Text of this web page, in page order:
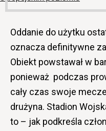
Oddanie do użytku
oznacza definitywne
Obiekt powstawał w
ponieważ podczas
cały czas swoje
drużyna. Stadion
to – jak podkreśla